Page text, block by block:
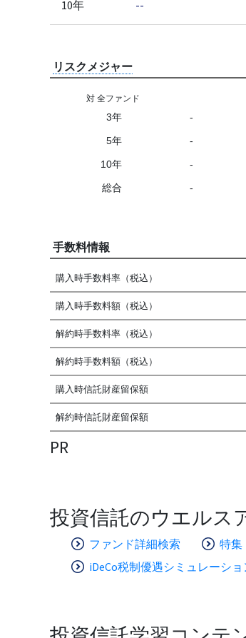
10年 --
リスクメジャー
対 全ファンド
3年 -
5年 -
10年 -
総合 -
手数料情報
購入時手数料率（税込）
購入時手数料額（税込）
解約時手数料率（税込）
解約時手数料額（税込）
購入時信託財産留保額
解約時信託財産留保額
PR
投資信託のウエルス
ファンド詳細検索 特集
iDeCo税制優遇シミュレーショ